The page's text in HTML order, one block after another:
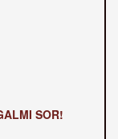
SOR!